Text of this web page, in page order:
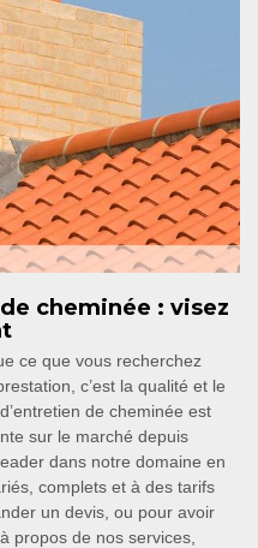
cheminée : visez
ce que vous recherchez
c’est la qualité et le
de cheminée est
sur le marché depuis
dans notre domaine en
complets et à des tarifs
un devis, ou pour avoir
propos de nos services,